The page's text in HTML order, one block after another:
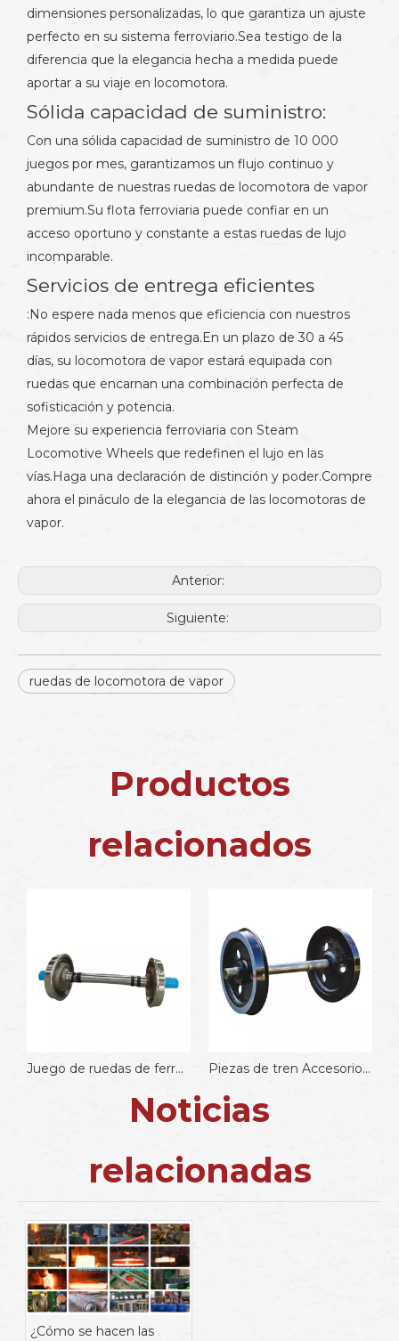
dimensiones personalizadas, lo que garantiza un ajuste
perfecto en su sistema ferroviario.Sea testigo de la
diferencia que la elegancia hecha a medida puede
aportar a su viaje en locomotora.
Sólida capacidad de suministro:
Con una sólida capacidad de suministro de 10 000
juegos por mes, garantizamos un flujo continuo y
abundante de nuestras ruedas de locomotora de vapor
premium.Su flota ferroviaria puede confiar en un
acceso oportuno y constante a estas ruedas de lujo
incomparable.
Servicios de entrega eficientes
:No espere nada menos que eficiencia con nuestros
rápidos servicios de entrega.En un plazo de 30 a 45
días, su locomotora de vapor estará equipada con
ruedas que encarnan una combinación perfecta de
sofisticación y potencia.
Mejore su experiencia ferroviaria con Steam
Locomotive Wheels que redefinen el lujo en las
vías.Haga una declaración de distinción y poder.Compre
ahora el pináculo de la elegancia de las locomotoras de
vapor.
Anterior:
Siguiente:
ruedas de locomotora de vapor
Productos
relacionados
Juego de ruedas de ferrocarril estándar AAR Piezas de tren Accesorios Juego de ruedas estándar AAR
Noticias
relacionadas
¿Cómo se hacen las